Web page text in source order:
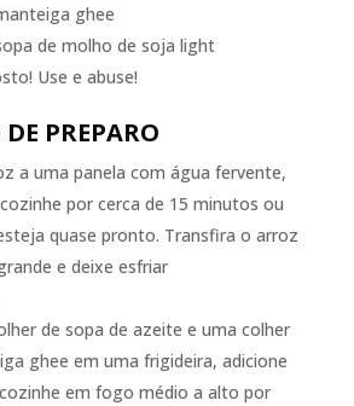
ghee
de molho de soja light
Use e abuse!
PREPARO
a uma panela com água fervente,
por cerca de 15 minutos ou
quase pronto. Transfira o arroz
e deixe esfriar
de sopa de azeite e uma colher
ghee em uma frigideira, adicione
em fogo médio a alto por